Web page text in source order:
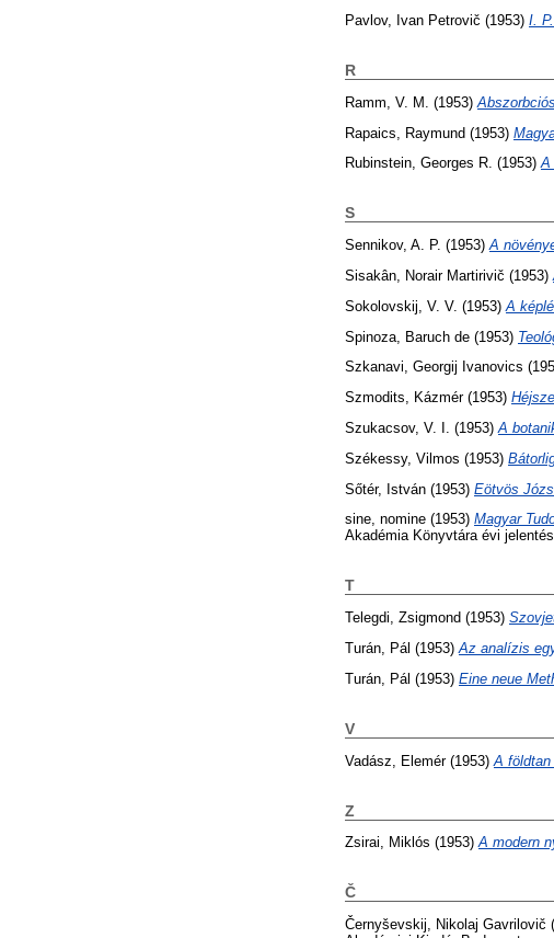
Pavlov, Ivan Petrovič (1953) I.
R
Ramm, V. M. (1953)
Rapaics, Raymund (1953)
Rubinstein, Georges R. (1953)A
S
Sennikov, A. P. (1953)A
Sisakân, Norair Martirivič (1953)
Sokolovskij, V. V. (1953) A
Spinoza, Baruch de (1953)
Szkanavi, Georgij Ivanovics
Szmodits, Kázmér(1953)
Szukacsov, V. I. (1953)A
Székessy, Vilmos (1953)
Sőtér, István (1953) Eötvös
sine, nomine (1953) Magyar
Akadémia Könyvtára évi
T
Telegdi, Zsigmond (1953)
Turán, Pál (1953)Az analízis
Turán, Pál (1953) Eine neue
V
Vadász, Elemér(1953) A földtan
Z
Zsirai, Miklós (1953)A modern
Č
Černyševskij, Nikolaj Gavrilovič